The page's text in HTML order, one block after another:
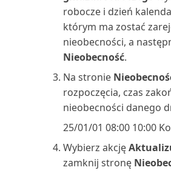
Przeszacowanie sald kont
głównej
Płynność
Rachunek zysków i strat
Raportowanie finansowe:
zadawane pytania
Zmiana firmy i innych
w Teams
Znajdowanie zaksięgowanych
dokumentów bez dokum...
Łączenie programów Excel,
Word, Outlook, OneDri...
Łączenie z Power BI z
Używanie rozszerzenia
Prognoza sprzedaży i zapa...
WorldPay Payments Standard
Wprowadzanie danych w
Business Central
Wprowadzanie dat i godzin w
Business Central
Obciążenie centrum
maszynowego (raport)
Obciążenie gniazda
produkcyjnego/wykres
Obciążenie gniazda
(raport)
Obciążenie gniazda
roboczego/Wykres (raport)
robocze i dzień
którym ma zostać
nieobecności, a
Nieobecność.
Na stronie
rozpoczęcia, czas
nieobecności danego
25/01/01 08:00 10:00
Wybierz akcję
zamknij stronę